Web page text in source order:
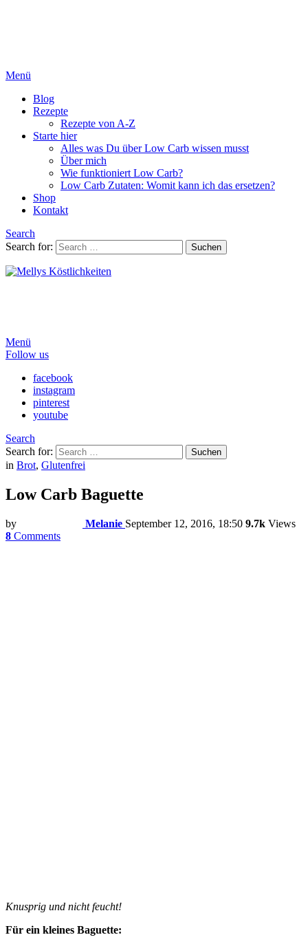
Menü
Blog
Rezepte
Rezepte von A-Z
Starte hier
Alles was Du über Low Carb wissen musst
Über mich
Wie funktioniert Low Carb?
Low Carb Zutaten: Womit kann ich das ersetzen?
Shop
Kontakt
Search
Search for:
Suchen
Menü
Follow us
facebook
instagram
pinterest
youtube
Search
Search for:
Suchen
in Brot, Glutenfrei
Low Carb Baguette
by Melanie September 12, 2016, 18:50 9.7k Views
8 Comments
Knusprig und nicht feucht!
Für ein kleines Baguette: